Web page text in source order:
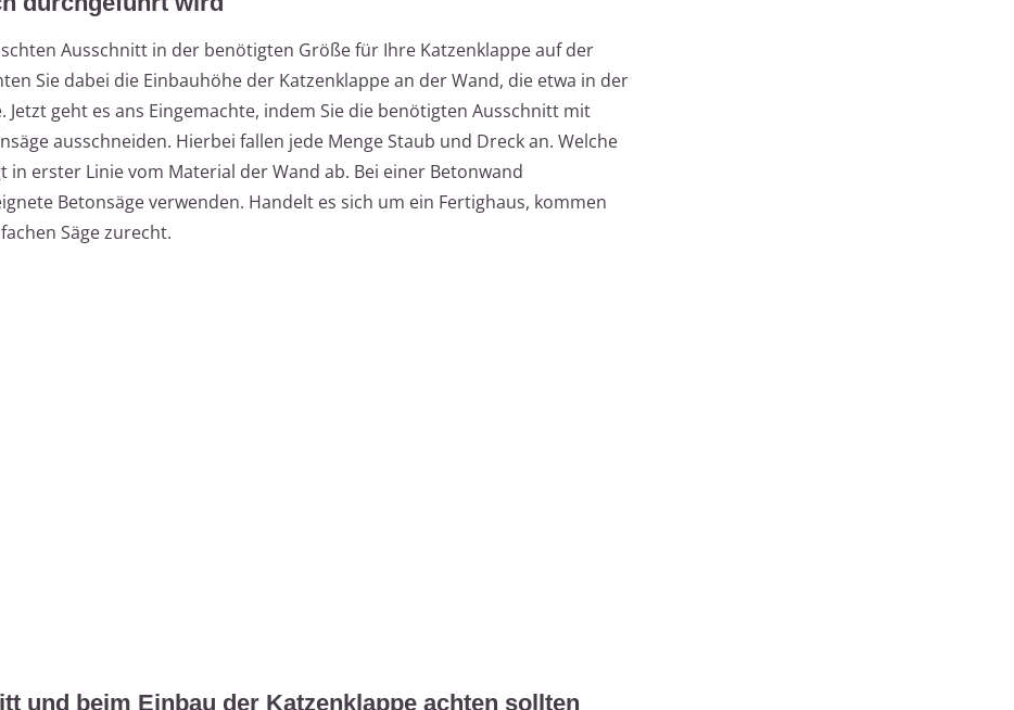
Ausschnitt in der benötigten Größe für Ihre Katzenklappe auf der
Sie dabei die Einbauhöhe der Katzenklappe an der Wand, die etwa in der
Jetzt geht es ans Eingemachte, indem Sie die benötigten Ausschnitt mit
ausschneiden. Hierbei fallen jede Menge Staub und Dreck an. Welche
in erster Linie vom Material der Wand ab. Bei einer Betonwand
Betonsäge verwenden. Handelt es sich um ein Fertighaus, kommen
Säge zurecht.
und beim Einbau der Katzenklappe achten sollten